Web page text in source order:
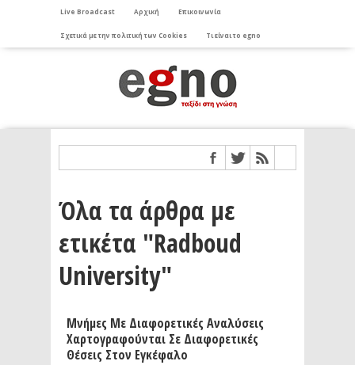
Live Broadcast Αρχική Επικοινωνία
Σχετικά με την πολιτική των Cookies Τι είναι το egno
Όλα τα άρθρα με
ετικέτα "Radboud
University"
Μνήμες Με Διαφορετικές Αναλύσεις
Χαρτογραφούνται Σε Διαφορετικές
Θέσεις Στον Εγκέφαλο